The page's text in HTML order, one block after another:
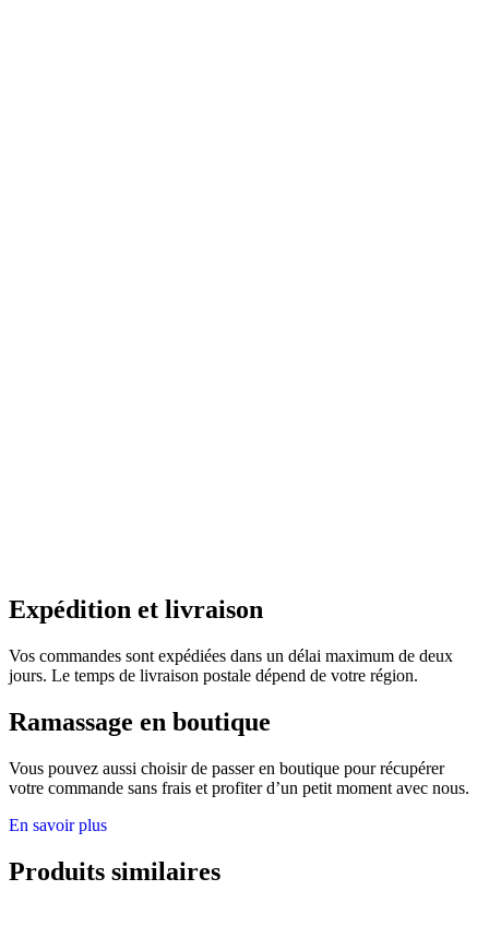
Expédition et livraison
Vos commandes sont expédiées dans un délai maximum de deux
jours. Le temps de livraison postale dépend de votre région.
Ramassage en boutique
Vous pouvez aussi choisir de passer en boutique pour récupérer
votre commande sans frais et profiter d’un petit moment avec nous.
En savoir plus
Produits similaires